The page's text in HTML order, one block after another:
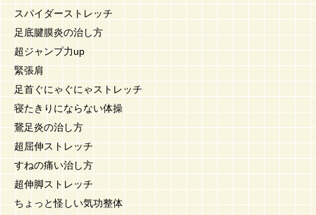
スパイダーストレッチ
足底腱膜炎の治し方
超ジャンプ力up
緊張肩
足首ぐにゃぐにゃストレッチ
寝たきりにならない体操
鵞足炎の治し方
超屈伸ストレッチ
すねの痛い治し方
超伸脚ストレッチ
ちょっと怪しい気功整体